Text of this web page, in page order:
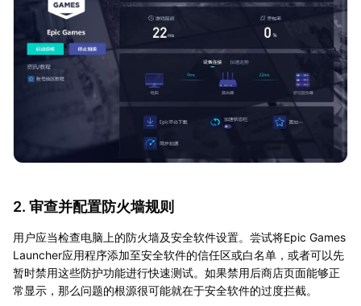
2. 审查并配置防火墙规则
用户应当检查电脑上的防火墙及安全软件设置。尝试将Epic Games
Launcher应用程序添加至安全软件的信任区或白名单，或者可以先
暂时禁用这些防护功能进行快速测试。如果禁用后商店页面能够正
常显示，那么问题的根源很可能就在于安全软件的过度拦截。